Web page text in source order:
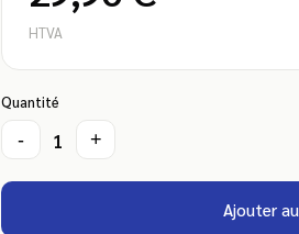
HTVA
Quantité
- 1 +
Ajouter